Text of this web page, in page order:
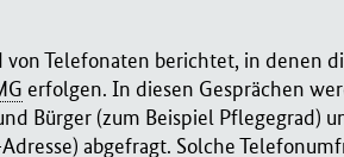
Telefonaten berichtet, in denen
erfolgen. In diesen Gesprächen
Bürger (zum Beispiel Pflegegrad)
abgefragt. Solche